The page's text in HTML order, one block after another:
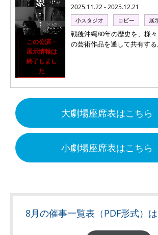
この公演・
展示情報は
終了しまし
た
2025.11.22 - 2025.12.21
小スタジオ ロビー 展
戦後沖縄80年の歴史を、様
の芸術作品を通して共有す
大劇場座席表はこちら
小劇場座席表はこちら
8月の催事一覧表（PDF形式）